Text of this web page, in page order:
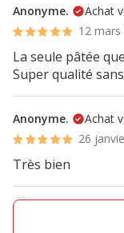
Anonyme.
Achat
12 mars
La seule pâtée
Super qualité
Anonyme.
Achat
26
Très bien